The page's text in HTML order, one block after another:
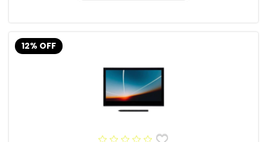
12% OFF